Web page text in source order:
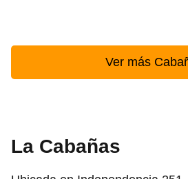
Ver más
La Cabañas